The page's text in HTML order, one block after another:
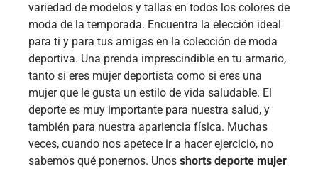
variedad de modelos y tallas en todos los colores de
moda de la temporada. Encuentra la elección ideal
para ti y para tus amigas en la colección de moda
deportiva. Una prenda imprescindible en tu armario,
tanto si eres mujer deportista como si eres una
mujer que le gusta un estilo de vida saludable. El
deporte es muy importante para nuestra salud, y
también para nuestra apariencia física. Muchas
veces, cuando nos apetece ir a hacer ejercicio, no
sabemos qué ponernos. Unos shorts deporte mujer